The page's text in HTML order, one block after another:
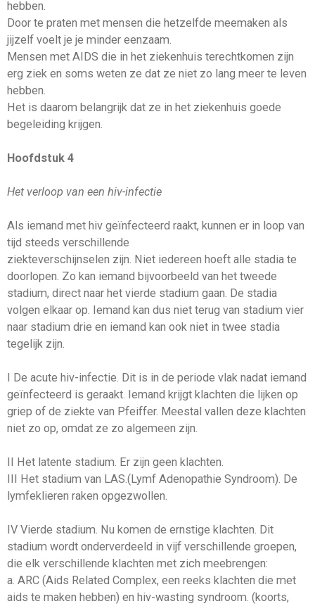
hebben.
Door te praten met mensen die hetzelfde meemaken als
jijzelf voelt je je minder eenzaam.
Mensen met AIDS die in het ziekenhuis terechtkomen zijn
erg ziek en soms weten ze dat ze niet zo lang meer te leven
hebben.
Het is daarom belangrijk dat ze in het ziekenhuis goede
begeleiding krijgen.
Hoofdstuk 4
Het verloop van een hiv-infectie
Als iemand met hiv geïnfecteerd raakt, kunnen er in loop van
tijd steeds verschillende
ziekteverschijnselen zijn. Niet iedereen hoeft alle stadia te
doorlopen. Zo kan iemand bijvoorbeeld van het tweede
stadium, direct naar het vierde stadium gaan. De stadia
volgen elkaar op. Iemand kan dus niet terug van stadium vier
naar stadium drie en iemand kan ook niet in twee stadia
tegelijk zijn.
I De acute hiv-infectie. Dit is in de periode vlak nadat iemand
geïnfecteerd is geraakt. Iemand krijgt klachten die lijken op
griep of de ziekte van Pfeiffer. Meestal vallen deze klachten
niet zo op, omdat ze zo algemeen zijn.
II Het latente stadium. Er zijn geen klachten.
III Het stadium van LAS.(Lymf Adenopathie Syndroom). De
lymfeklieren raken opgezwollen.
IV Vierde stadium. Nu komen de ernstige klachten. Dit
stadium wordt onderverdeeld in vijf verschillende groepen,
die elk verschillende klachten met zich meebrengen:
a. ARC (Aids Related Complex, een reeks klachten die met
aids te maken hebben) en hiv-wasting syndroom. (koorts,